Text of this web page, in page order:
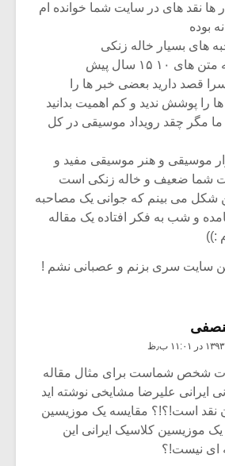
بار ها نقد های در سایت شما خوانده ام
بوده
های بسیار خاله زنکی
۱۰ ۱۵ سال پیش
قصد دارید بعضی خبر ها را
را پوشش ندید و کم اهمیت بدانید
ما مگر چقد رویداد موسیقی در کل
موسیقی و هنر موسیقی مفید و
شما ضعیف و خاله زنکی است
شکل می بینم که جوانی یک مصاحبه
و شب به فکر افتاده یک مقاله
:))
سایت سری بزنم و عصبانی نشم !
شخص شماست برای مثال مقاله
ایرانی علیرضا مشایخی نوشته اید
نقد است!؟!؟ مقایسه یک موزیسین
یک موزیسین کلاسیک ایرانی این
ای نیست!؟